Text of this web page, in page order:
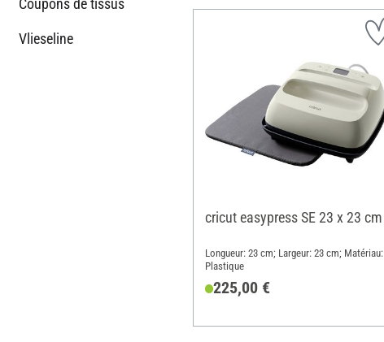
Vlieseline
cricut easypress SE 23 x 23 cm
Longueur: 23 cm; Largeur: 23 cm; Matériau:
Plastique
225,00 €